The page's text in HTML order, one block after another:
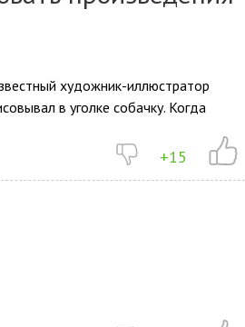
художник-иллюстратор
в уголке собачку. Когда
+15